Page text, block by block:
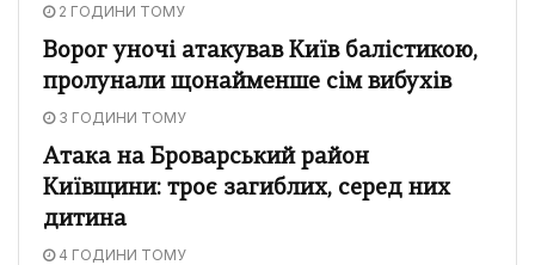
2 ГОДИНИ ТОМУ
Ворог уночі атакував Київ балістикою,
пролунали щонайменше сім вибухів
3 ГОДИНИ ТОМУ
Атака на Броварський район
Київщини: троє загиблих, серед них
дитина
4 ГОДИНИ ТОМУ